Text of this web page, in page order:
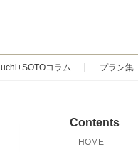
uchi+SOTOコラム プラン集
Contents
HOME